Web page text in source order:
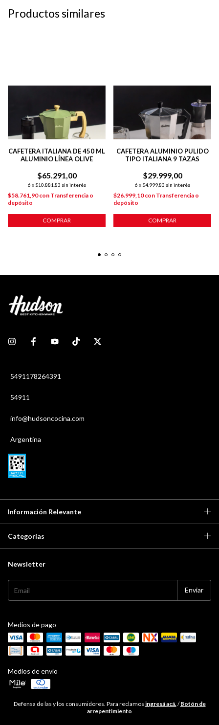
Productos similares
CAFETERA ITALIANA DE 450 ML
ALUMINIO LÍNEA OLIVE
$65.291,00
6 x $10.881,83 sin interés
$58.761,90con Transferencia o
depósito
COMPRAR
CAFETERA ALUMINIO PULIDO
TIPO ITALIANA 9 TAZAS
$29.999,00
6 x $4.999,83 sin interés
$26.999,10con Transferencia o
depósito
COMPRAR
5491178264391
54911
info@hudsoncocina.com
Argentina
Información Relevante
Categorías
Newsletter
Medios de pago
Medios de envío
Defensa de las y los consumidores. Para reclamos ingresá acá. / Botón de
arrepentimiento